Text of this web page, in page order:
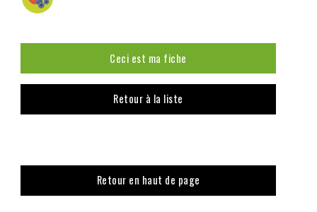
Ceci est ma fiche
Retour à la liste
Retour en haut de page